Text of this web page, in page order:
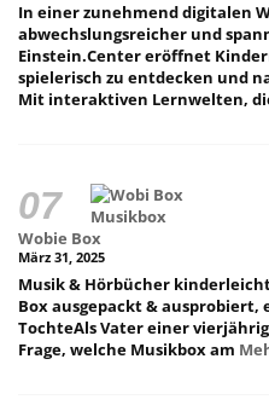
In einer zunehmend digitalen
abwechslungsreicher und
Einstein.Center eröffnet
spielerisch zu entdecken und
Mit interaktiven Lernwelten,
Wobie Box
März 31, 2025
Musik & Hörbücher
Box ausgepackt &
TochteAls Vater einer
Frage, welche Musikbox am